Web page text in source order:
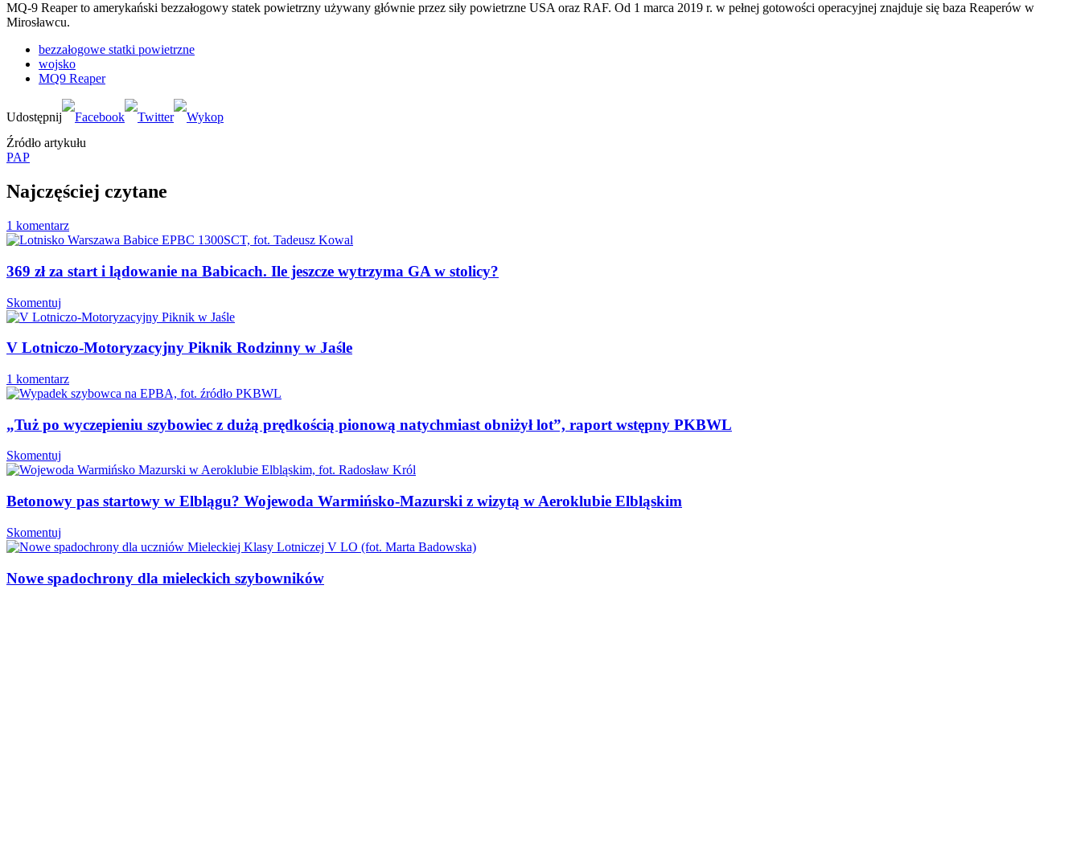
MQ-9 Reaper to amerykański bezzałogowy statek powietrzny używany głównie przez siły powietrzne USA oraz RAF. Od 1 marca 2019 r. w pełnej gotowości operacyjnej znajduje się baza Reaperów w
Mirosławcu.
bezzałogowe statki powietrzne
wojsko
MQ9 Reaper
Źródło artykułu
PAP
Najczęściej czytane
1 komentarz
369 zł za start i lądowanie na Babicach. Ile jeszcze wytrzyma GA w stolicy?
Skomentuj
V Lotniczo-Motoryzacyjny Piknik Rodzinny w Jaśle
1 komentarz
„Tuż po wyczepieniu szybowiec z dużą prędkością pionową natychmiast obniżył lot”, raport wstępny PKBWL
Skomentuj
Betonowy pas startowy w Elblągu? Wojewoda Warmińsko-Mazurski z wizytą w Aeroklubie Elbląskim
Skomentuj
Nowe spadochrony dla mieleckich szybowników